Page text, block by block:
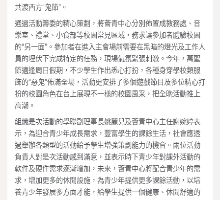
共渡西方“鬼節”。
通過活動籌委的精心策劃，將薈青中心分別佈置成教務處、音
樂室、禮堂、小食部等校園常見區域，務求讓參加者體驗校園
的“另一面”。參加者在進入主會場前需要在黑暗的燈光及工作人
員的埋伏下完成特定的任務，現場氣氛緊張刺激。今年，萬聖
節適逢周日假期，不少學生作出悉心打扮，各種身穿學校類服
飾的“惡鬼”佈滿全場，活動更安排了多個遊戲節目及多位精心打
扮的校園角色在台上展現不一樣的校園風采，把全晩活動推上
高潮。
組織是次活動的學聯副理事長姚麗兒及薈青中心主任謝婉婷表
示，為迎合青少年成長需求，豐富學生的課餘生活，社會應透
過舉辦各類型的活動給予學生增強策劃能力的機會。兩位活動
負責人對是次活動感到滿意，並表示時下青少年對課外活動的
軟件及硬件需求逐漸增加，未來，薈青中心將配合青少年的需
求，增加更多的休閒設施，為青少年提供更多課餘活動，以培
養青少年發展多方面才能，給學生提供一個健康、休閒舒適的